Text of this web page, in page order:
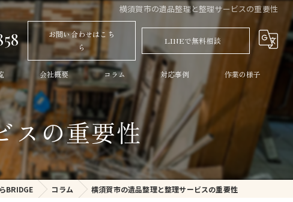
横須賀市の遺品整理と整理サービスの重要性
お問い合わせはこち
ら
LINEで無料相談
会社概要 コラム 対応事例 作業の様子
スの重要性
BRIDGE コラム 横須賀市の遺品整理と整理サービスの重要性